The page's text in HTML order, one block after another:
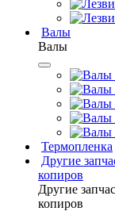
Валы
Валы
Термопленка
Другие
копиров
Другие
копиров